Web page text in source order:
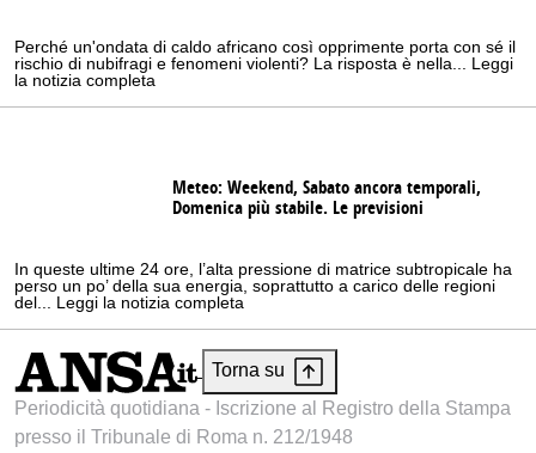
Perché un'ondata di caldo africano così opprimente porta con sé il
rischio di nubifragi e fenomeni violenti? La risposta è nella... Leggi
la notizia completa
Meteo: Weekend, Sabato ancora temporali,
Domenica più stabile. Le previsioni
In queste ultime 24 ore, l’alta pressione di matrice subtropicale ha
perso un po’ della sua energia, soprattutto a carico delle regioni
del... Leggi la notizia completa
Torna su
Periodicità quotidiana - Iscrizione al Registro della Stampa
presso il Tribunale di Roma n. 212/1948